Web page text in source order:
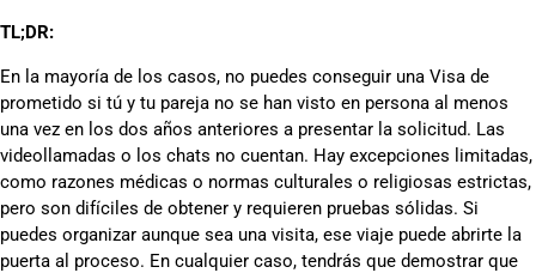
TL;DR:
En la mayoría de los casos, no puedes conseguir una Visa de
prometido si tú y tu pareja no se han visto en persona al menos
una vez en los dos años anteriores a presentar la solicitud. Las
videollamadas o los chats no cuentan. Hay excepciones limitadas,
como razones médicas o normas culturales o religiosas estrictas,
pero son difíciles de obtener y requieren pruebas sólidas. Si
puedes organizar aunque sea una visita, ese viaje puede abrirte la
puerta al proceso. En cualquier caso, tendrás que demostrar que